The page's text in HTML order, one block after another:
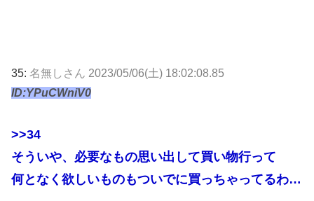
35: 名無しさん 2023/05/06(土) 18:02:08.85
ID:YPuCWniV0
>>34
そういや、必要なもの思い出して買い物行って
何となく欲しいものもついでに買っちゃってるわ…